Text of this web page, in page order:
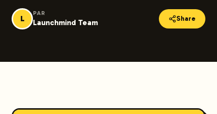
L
PAR
Launchmind Team Share